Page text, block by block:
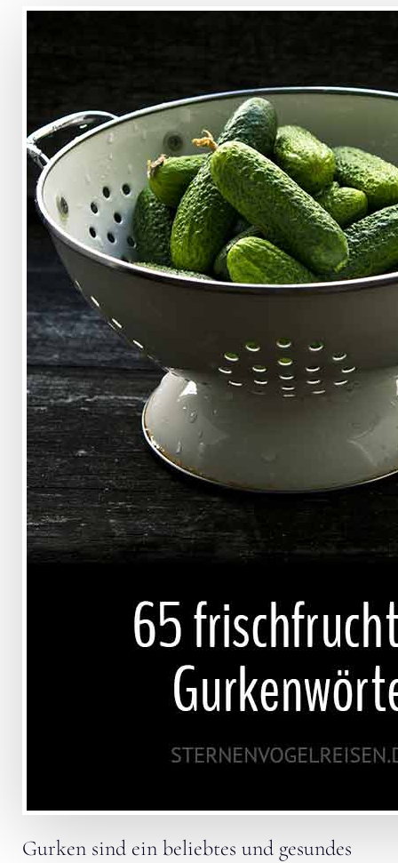
Gurken sind ein beliebtes und gesundes